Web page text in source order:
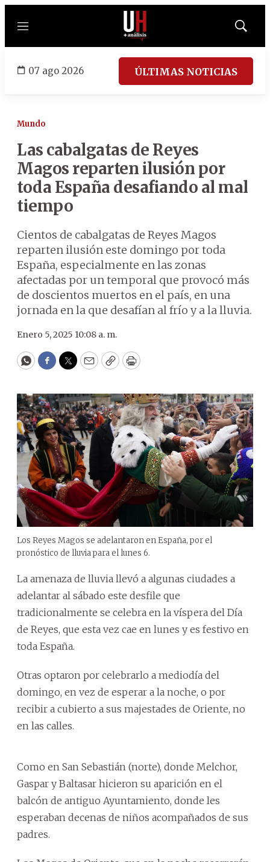
Menú
Mostrar
07 ago 2026 ÚLTIMAS NOTICIAS
Mundo
Las cabalgatas de Reyes
Magos reparten ilusión por
toda España desafiando al mal
tiempo
Cientos de cabalgatas de Reyes Magos
reparten ilusión este domingo por toda
España, especialmente en las zonas
afectadas por un temporal que provocó más
de doscientos muertos en el país, en una
jornada en la que desafían al frío y a la lluvia.
Enero 5, 2025 10:08 a. m.
WhatsApp
Facebook
Twitter
EmailCopyPrint
Los Reyes Magos se adelantaron en España, por el
pronóstico de lluvia para el lunes 6.
La amenaza de lluvia llevó a algunas ciudades a
adelantar al sábado este desfile que
tradicionalmente se celebra en la víspera del Día
de Reyes, que esta vez cae en lunes y es festivo en
toda España.
Otras optaron por celebrarlo a mediodía del
domingo, en vez de esperar a la noche, o por
recibir a cubierto a sus majestades de Oriente, no
en las calles.
Como en San Sebastián (norte), donde Melchor,
Gaspar y Baltasar hicieron su aparición en el
balcón de antiguo Ayuntamiento, donde les
esperaban decenas de niños acompañados de sus
padres.